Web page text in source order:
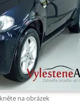
na obrázek